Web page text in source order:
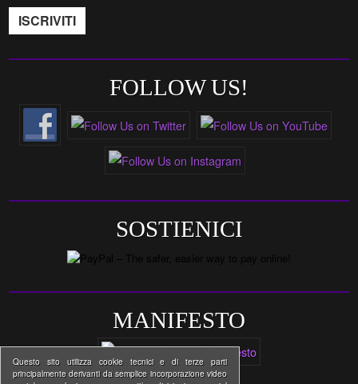
FOLLOW US!
SOSTIENICI
MANIFESTO
Questo sito utilizza cookie tecnici e di terze parti
principalmente derivanti da semplice incorporazione video